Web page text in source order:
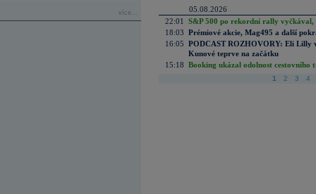
více...
05.08.2026
22:01
S&P 500 po rekordní rally vyčkával,
18:03 Prémiové akcie, Mag495 a další
16:05 PODCAST ROZHOVORY: Eli Lilly
Kunové teprve na začátku
15:18 Booking ukázal odolnost cestovního
1 2 3 4